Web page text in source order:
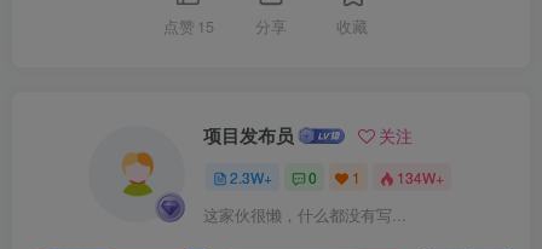
点赞 15 分享 收藏
项目发布员 关注
2.3W+ 0 1 134W+
这家伙很懒，什么都没有写...